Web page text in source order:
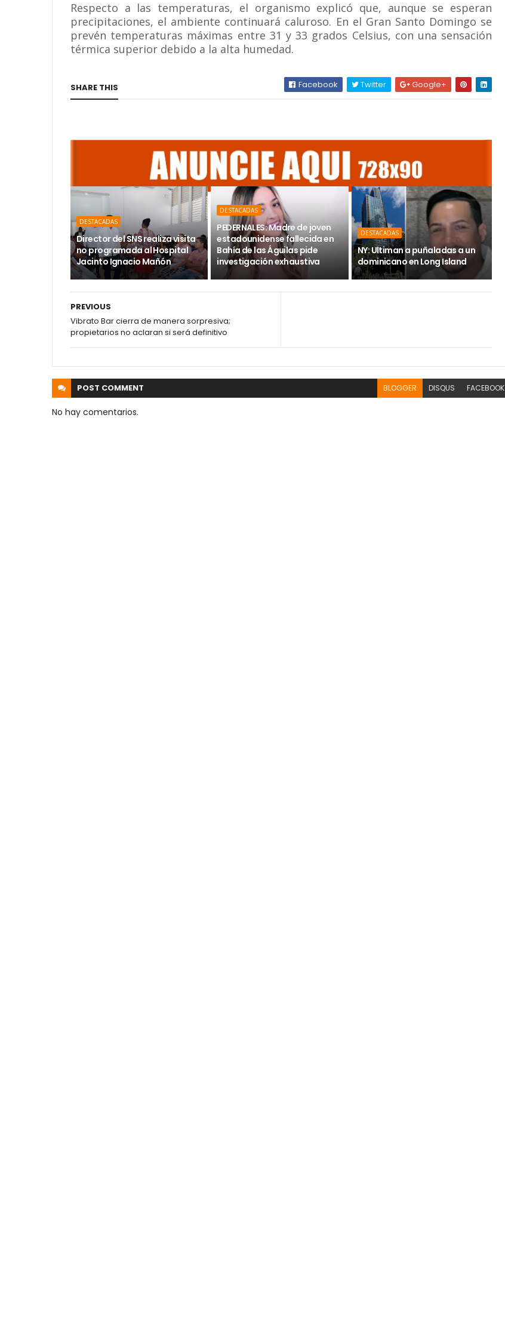
Respecto a las temperaturas, el organismo explicó que, aunque se esperan
precipitaciones, el ambiente continuará caluroso. En el Gran Santo Domingo se
prevén temperaturas máximas entre 31 y 33 grados Celsius, con una sensación
térmica superior debido a la alta humedad.
SHARE THIS Facebook Twitter Google+
DESTACADAS
Director del SNS realiza visita
no programada al Hospital
Jacinto Ignacio Mañón
DESTACADAS
PEDERNALES: Madre de joven
estadounidense fallecida en
Bahía de las Águilas pide
investigación exhaustiva
DESTACADAS
NY: Ultiman a puñaladas a un
dominicano en Long Island
PREVIOUS
Vibrato Bar cierra de manera sorpresiva;
propietarios no aclaran si será definitivo
POST COMMENT BLOGGER DISQUS FACEBOOK
No hay comentarios.